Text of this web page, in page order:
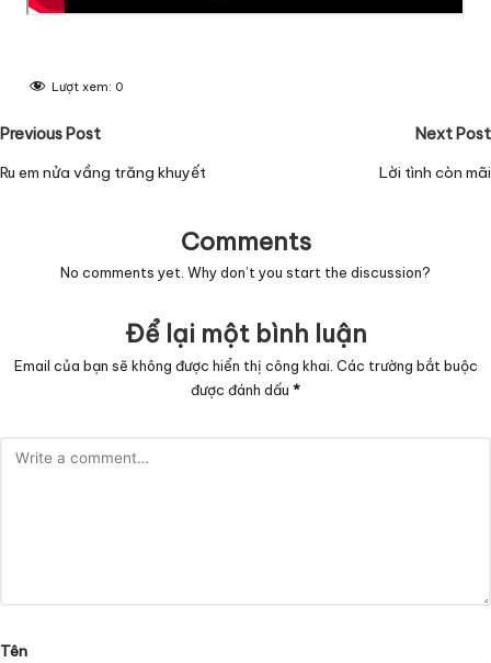
Lượt xem: 0
Post
navigation
Previous Post
Ru em nửa vầng trăng khuyết
Next Post
Lời tình còn mãi
Comments
No comments yet. Why don’t you start the discussion?
Để lại một bình luận
Email của bạn sẽ không được hiển thị công khai. Các trường bắt buộc
được đánh dấu *
Tên